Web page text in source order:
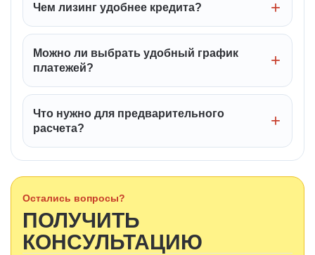
Чем лизинг удобнее кредита?
Можно ли выбрать удобный график
платежей?
Что нужно для предварительного
расчета?
Остались вопросы?
ПОЛУЧИТЬ
КОНСУЛЬТАЦИЮ